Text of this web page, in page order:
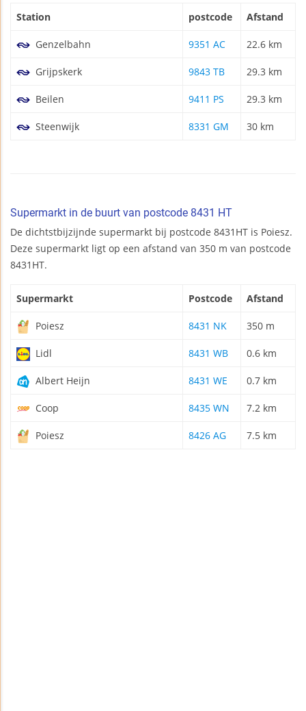
Station postcode Afstand
Genzelbahn 9351 AC 22.6 km
Grijpskerk 9843 TB 29.3 km
Beilen 9411 PS 29.3 km
Steenwijk 8331 GM 30 km
Supermarkt in de buurt van postcode 8431 HT
De dichtstbijzijnde supermarkt bij postcode 8431HT is Poiesz.
Deze supermarkt ligt op een afstand van 350 m van postcode
8431HT.
Supermarkt Postcode Afstand
Poiesz 8431 NK 350 m
Lidl 8431 WB 0.6 km
Albert Heijn 8431 WE 0.7 km
Coop 8435 WN 7.2 km
Poiesz 8426 AG 7.5 km